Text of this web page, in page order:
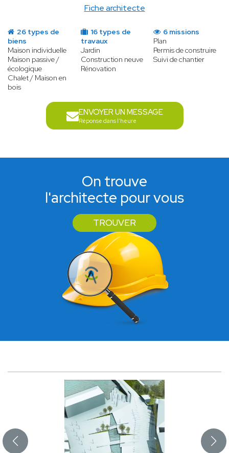
Fiche architecte
26 types de
biens
Maison individuelle
Maison passive /
écologique
Chalet / Maison en
bois
16 types de
travaux
Jardin
Construction neuve
Rénovation
6 missions
Plan
Permis de construire
Suivi de chantier
ENVOYER UN MESSAGE
Réponse dans l'heure
On trouve
l'architecte pour vous
TROUVER